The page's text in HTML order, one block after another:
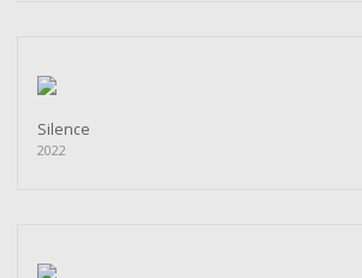
Silence
2022